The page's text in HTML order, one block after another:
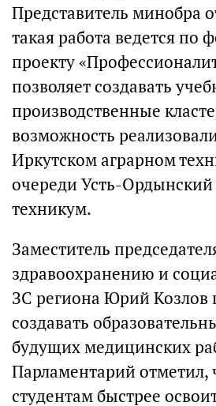
Представитель минобра
такая работа ведется по
проекту
позволяет создавать
производственные
возможность
Иркутском аграрном
очереди Усть-
техникум.
Заместитель
здравоохранению и
ЗС региона Юрий Козлов
создавать
будущих медицинских
Парламентарий отметил,
студентам быстрее